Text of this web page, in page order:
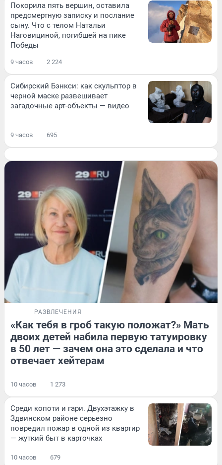
Покорила пять вершин, оставила
предсмертную записку и послание
сыну. Что с телом Натальи
Наговициной, погибшей на пике
Победы
9 часов 2 224
Сибирский Бэнкси: как скульптор в
черной маске развешивает
загадочные арт-объекты — видео
9 часов 695
РАЗВЛЕЧЕНИЯ
«Как тебя в гроб такую положат?» Мать
двоих детей набила первую татуировку
в 50 лет — зачем она это сделала и что
отвечает хейтерам
10 часов 1 273
Среди копоти и гари. Двухэтажку в
Здвинском районе серьезно
повредил пожар в одной из квартир
— жуткий быт в карточках
10 часов 679